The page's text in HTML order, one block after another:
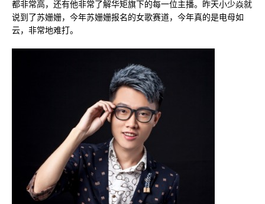
都非常高，还有他非常了解华矩旗下的每一位主播。昨天小少焱就
说到了苏姗姗，今年苏姗姗报名的女歌赛道，今年真的是电母如
云，非常地难打。